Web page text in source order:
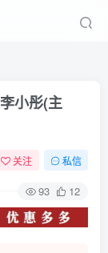
小彤(主
关注 私信
93 12